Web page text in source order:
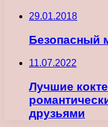
29.01.2018
Безопасный
11.07.2022
Лучшие
друзьями